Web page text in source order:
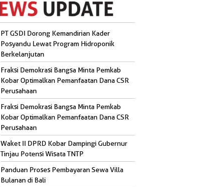
PT GSDI Dorong Kemandirian Kader
Posyandu Lewat Program Hidroponik
Berkelanjutan
Fraksi Demokrasi Bangsa Minta Pemkab
Kobar Optimalkan Pemanfaatan Dana CSR
Perusahaan
Fraksi Demokrasi Bangsa Minta Pemkab
Kobar Optimalkan Pemanfaatan Dana CSR
Perusahaan
Waket II DPRD Kobar Dampingi Gubernur
Tinjau Potensi Wisata TNTP
Panduan Proses Pembayaran Sewa Villa
Bulanan di Bali